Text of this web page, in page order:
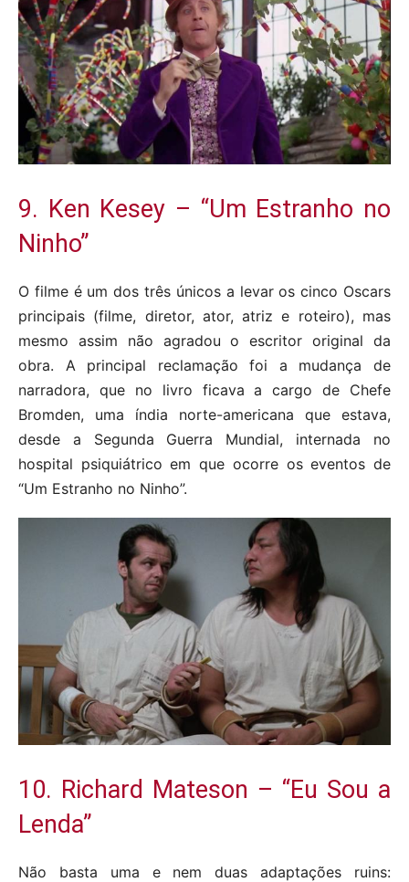
9. Ken Kesey – “Um Estranho no
Ninho”
O filme é um dos três únicos a levar os cinco Oscars
principais (filme, diretor, ator, atriz e roteiro), mas
mesmo assim não agradou o escritor original da
obra. A principal reclamação foi a mudança de
narradora, que no livro ficava a cargo de Chefe
Bromden, uma índia norte-americana que estava,
desde a Segunda Guerra Mundial, internada no
hospital psiquiátrico em que ocorre os eventos de
“Um Estranho no Ninho”.
10. Richard Mateson – “Eu Sou a
Lenda”
Não basta uma e nem duas adaptações ruins: